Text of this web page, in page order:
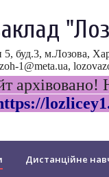
5, буд.3, м.Лозова,
1@meta.ua,
архівовано!
Дистанційне